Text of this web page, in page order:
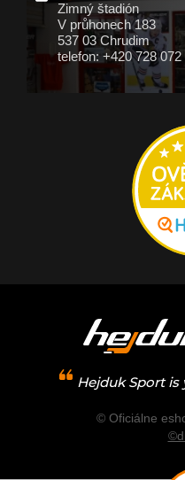
Zimný štadión
V průhonech 183
537 03 Chrudim
telefon: +420 728 072
Hejduk Sport is
© Oficiálne